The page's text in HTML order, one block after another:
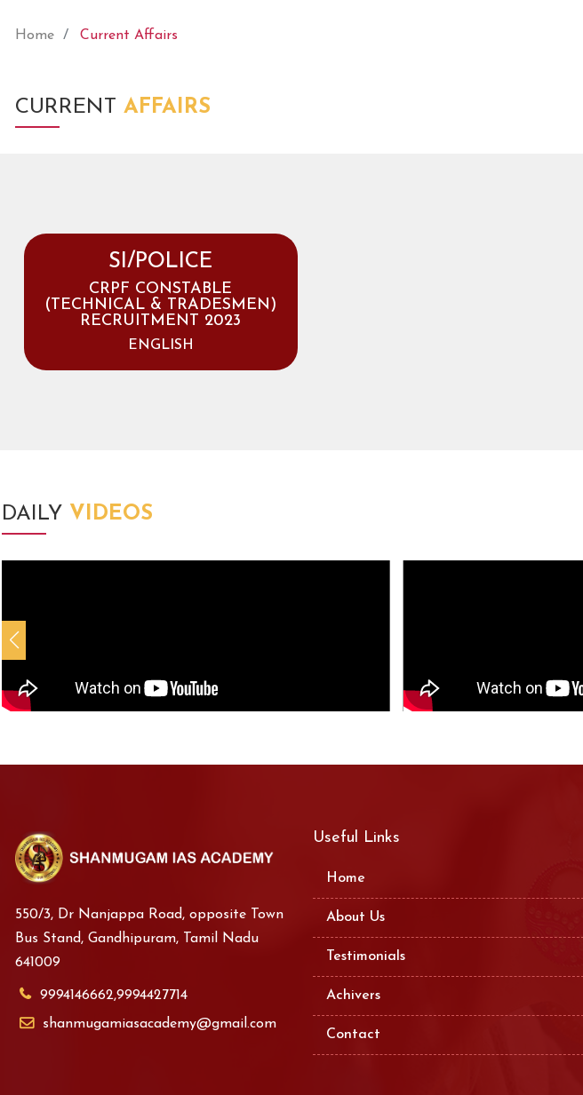
Home Current Affairs
CURRENT AFFAIRS
SI/POLICE
CRPF CONSTABLE
(TECHNICAL & TRADESMEN)
RECRUITMENT 2023
ENGLISH
DAILY VIDEOS
550/3, Dr Nanjappa Road, opposite Town
Bus Stand, Gandhipuram, Tamil Nadu
641009
9994146662,9994427714
shanmugamiasacademy@gmail.com
Useful Links
Home
About Us
Testimonials
Achivers
Contact